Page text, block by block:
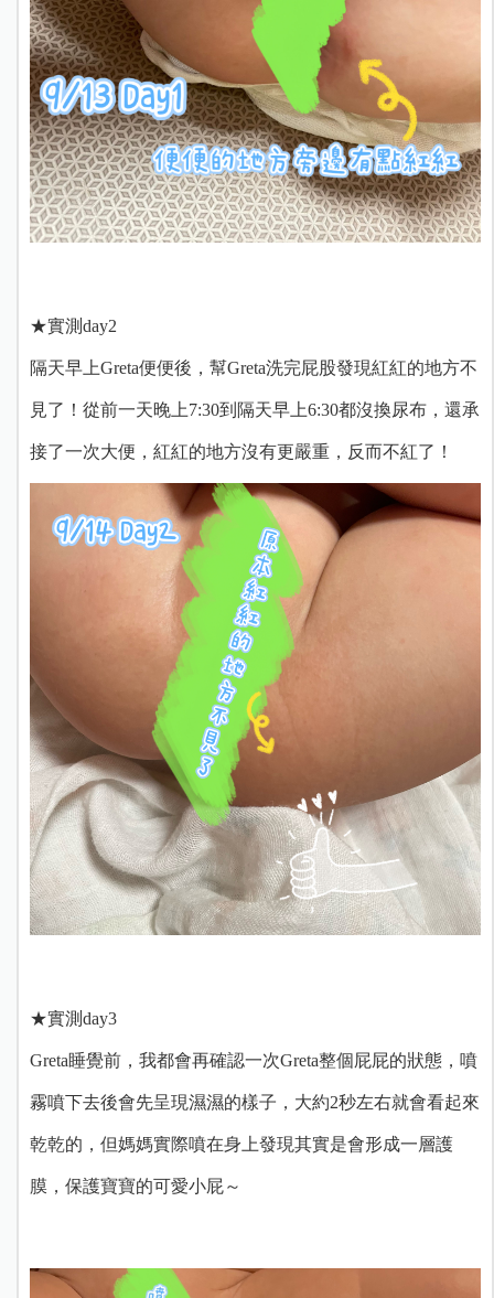
★實測day2
隔天早上Greta便便後，幫Greta洗完屁股發現紅紅的地方不
見了！從前一天晚上7:30到隔天早上6:30都沒換尿布，還承
接了一次大便，紅紅的地方沒有更嚴重，反而不紅了！
★實測day3
Greta睡覺前，我都會再確認一次Greta整個屁屁的狀態，噴
霧噴下去後會先呈現濕濕的樣子，大約2秒左右就會看起來
乾乾的，但媽媽實際噴在身上發現其實是會形成一層護
膜，保護寶寶的可愛小屁～